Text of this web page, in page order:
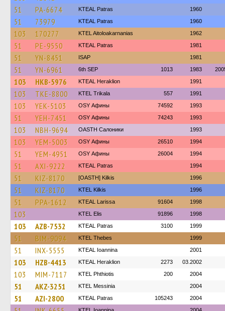
51 PA-6674 KTEAL Patras 1960
51 73979 KTEAL Patras 1960
103 170277 KTEL Aitoloakarnanias 1962
51 PE-9550 KTEAL Patras 1981
51 YN-8451 ISAP 1981
51 YN-6961 6th SEP 1013 1983
103 HKB-5976 KTEAL Heraklion 1991
103 TKE-8800 ΚΤΕL Τrikala 557 1991
103 YEK-5103 OSY Афины 74592 1993
51 YEH-7451 OSY Афины 74243 1993
103 NBH-9694 OASTH Салоники 1993
103 YEM-5003 OSY Афины 26510 1994
51 YEM-4951 OSY Афины 26004 1994
51 AXI-9222 KTEAL Patras 1994
51 KIZ-8170 [OASTH] Kilkis 1996
51 KIZ-8170 KTEL Kilkis 1996
51 PPA-1612 KTEAL Larissa 91604 1998
103 KTEL Elis 91896 1998
103 AZB-7532 KTEAL Patras 3100 1999
51 BIM-9094 KTEL Thebes 1999
51 INX-5555 KTEAL Ioannina 2001
103 HZB-4413 KTEAL Heraklion 2273 03.2002
103 MIM-7117 ΚΤΕL Phthiotis 200 2004
51 AKZ-3251 KTEL Messinia 2004
51 AZI-2800 KTEAL Patras 105243 2004